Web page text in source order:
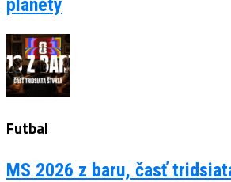
planéty
Futbal
MS 2026 z baru, časť